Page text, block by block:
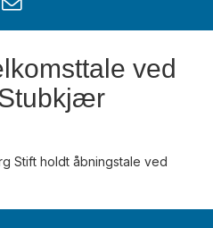
ved
Stift holdt åbningstale ved